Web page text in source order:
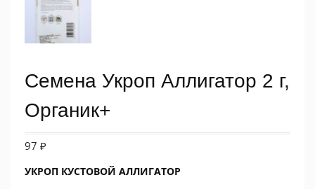
Семена Укроп Аллигатор 2 г,
Органик+
97 ₽
УКРОП КУСТОВОЙ АЛЛИГАТОР